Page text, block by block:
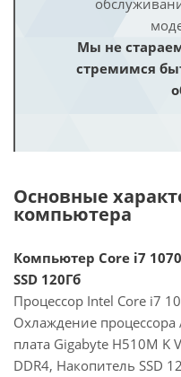
Мы не
стремимся
Основные
компьютера
Компьютер Core i7
SSD 120Гб
Процессор Intel Core i7
Охлаждение процессора
плата Gigabyte H510M K
DDR4, Накопитель SSD